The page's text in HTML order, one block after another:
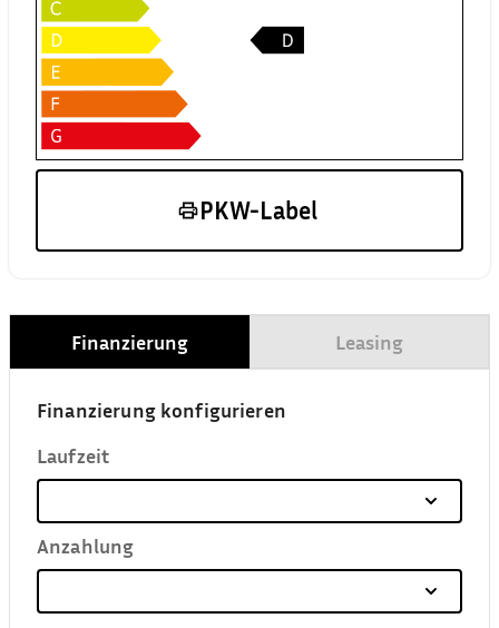
PKW-Label
Finanzierung Leasing
Finanzierung konfigurieren
Laufzeit
Anzahlung